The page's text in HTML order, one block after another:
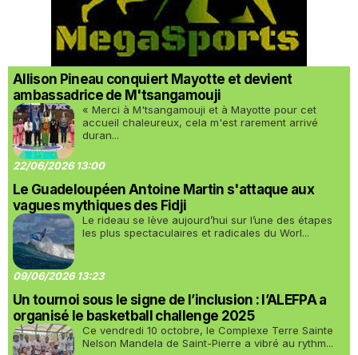
Allison Pineau conquiert Mayotte et devient
ambassadrice de M'tsangamouji
« Merci à M'tsangamouji et à Mayotte pour cet
accueil chaleureux, cela m'est rarement arrivé
duran...
22/06/2026 13:00
Le Guadeloupéen Antoine Martin s'attaque aux
vagues mythiques des Fidji
Le rideau se lève aujourd’hui sur l’une des étapes
les plus spectaculaires et radicales du Worl...
09/06/2026 13:23
Un tournoi sous le signe de l’inclusion : l’ALEFPA a
organisé le basketball challenge 2025
Ce vendredi 10 octobre, le Complexe Terre Sainte
Nelson Mandela de Saint-Pierre a vibré au rythm...